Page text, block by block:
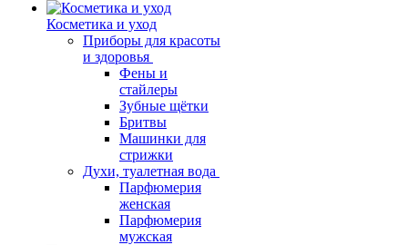
Косметика и уход
Приборы для красоты
и здоровья
Фены и
стайлеры
Зубные щётки
Бритвы
Машинки для
стрижки
Духи, туалетная вода
Парфюмерия
женская
Парфюмерия
мужская